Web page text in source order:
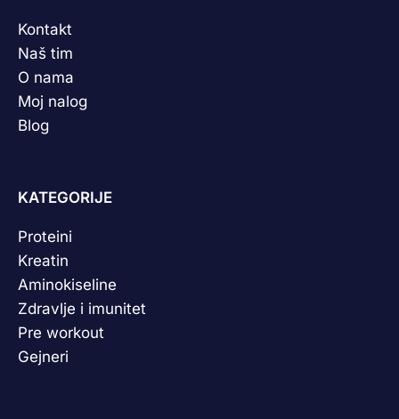
Kontakt
Naš tim
O nama
Moj nalog
Blog
KATEGORIJE
Proteini
Kreatin
Aminokiseline
Zdravlje i imunitet
Pre workout
Gejneri